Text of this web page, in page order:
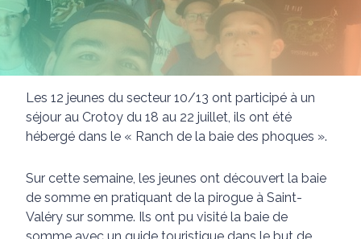
Les 12 jeunes du secteur 10/13 ont participé à un
séjour au Crotoy du 18 au 22 juillet, ils ont été
hébergé dans le « Ranch de la baie des phoques ».
Sur cette semaine, les jeunes ont découvert la baie
de somme en pratiquant de la pirogue à Saint-
Valéry sur somme. Ils ont pu visité la baie de